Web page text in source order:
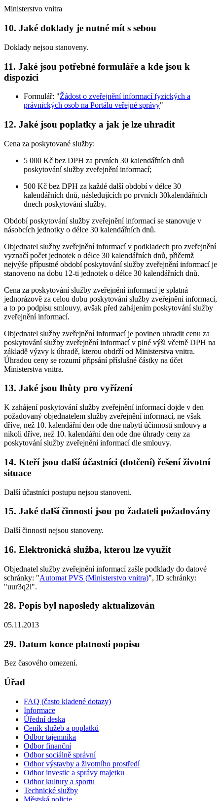
Ministerstvo vnitra
10. Jaké doklady je nutné mít s sebou
Doklady nejsou stanoveny.
11. Jaké jsou potřebné formuláře a kde jsou k
dispozici
Formulář: "Žádost o zveřejnění informací fyzických a
právnických osob na Portálu veřejné správy"
12. Jaké jsou poplatky a jak je lze uhradit
Cena za poskytované služby:
5 000 Kč bez DPH za prvních 30 kalendářních dnů
poskytování služby zveřejnění informací;
500 Kč bez DPH za každé další období v délce 30
kalendářních dnů, následujících po prvních 30kalendářních
dnech poskytování služby.
Období poskytování služby zveřejnění informací se stanovuje v
násobcích jednotky o délce 30 kalendářních dnů.
Objednatel služby zveřejnění informací v podkladech pro zveřejnění
vyznačí počet jednotek o délce 30 kalendářních dnů, přičemž
nejvýše přípustné období poskytování služby zveřejnění informací je
stanoveno na dobu 12-ti jednotek o délce 30 kalendářních dnů.
Cena za poskytování služby zveřejnění informací je splatná
jednorázově za celou dobu poskytování služby zveřejnění informací,
a to po podpisu smlouvy, avšak před zahájením poskytování služby
zveřejnění informací.
Objednatel služby zveřejnění informací je povinen uhradit cenu za
poskytování služby zveřejnění informací v plné výši včetně DPH na
základě výzvy k úhradě, kterou obdrží od Ministerstva vnitra.
Úhradou ceny se rozumí připsání příslušné částky na účet
Ministerstva vnitra.
13. Jaké jsou lhůty pro vyřízení
K zahájení poskytování služby zveřejnění informací dojde v den
požadovaný objednatelem služby zveřejnění informací, ne však
dříve, než 10. kalendářní den ode dne nabytí účinnosti smlouvy a
nikoli dříve, než 10. kalendářní den ode dne úhrady ceny za
poskytování služby zveřejnění informací dle smlouvy.
14. Kteří jsou další účastníci (dotčení) řešení životní
situace
Další účastníci postupu nejsou stanoveni.
15. Jaké další činnosti jsou po žadateli požadovány
Další činnosti nejsou stanoveny.
16. Elektronická služba, kterou lze využít
Objednatel služby zveřejnění informací zašle podklady do datové
schránky: "Automat PVS (Ministerstvo vnitra)", ID schránky:
"uur3q2i".
28. Popis byl naposledy aktualizován
05.11.2013
29. Datum konce platnosti popisu
Bez časového omezení.
Úřad
FAQ (často kladené dotazy)
Informace
Úřední deska
Ceník služeb a poplatků
Odbor tajemníka
Odbor finanční
Odbor sociálně správní
Odbor výstavby a životního prostředí
Odbor investic a správy majetku
Odbor kultury a sportu
Technické služby
Městská policie